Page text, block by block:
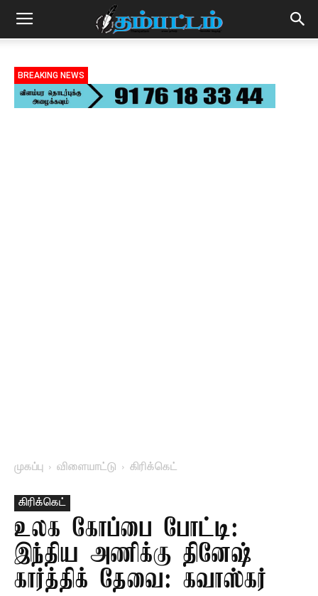
BREAKING NEWS
முகப்பு விளையாட்டு கிரிக்கெட்
கிரிக்கெட்
உலக கோப்பை போட்டி:
இந்திய அணிக்கு தினேஷ்
கார்த்திக் தேவை: கவாஸ்கர்